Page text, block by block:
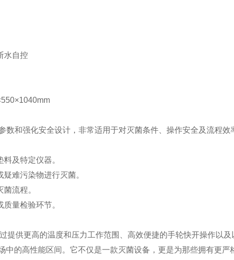
水自控
和强化安全设计，非常适用于对灭菌条件、操作安全及流程效
及特定仪器。
难污染物进行灭菌。
流程。
量检验环节。
提供更高的温度和压力工作范围、高效便捷的手轮快开操作以及
的高性能区间。它不仅是一款灭菌设备，更是为那些拥有更严